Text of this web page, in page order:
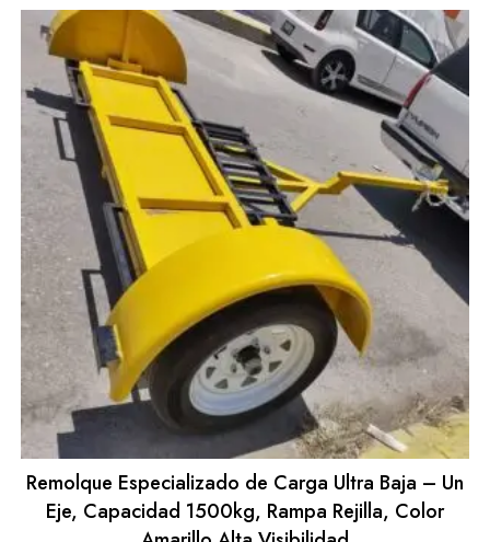
Remolque Especializado de Carga Ultra Baja – Un
Eje, Capacidad 1500kg, Rampa Rejilla, Color